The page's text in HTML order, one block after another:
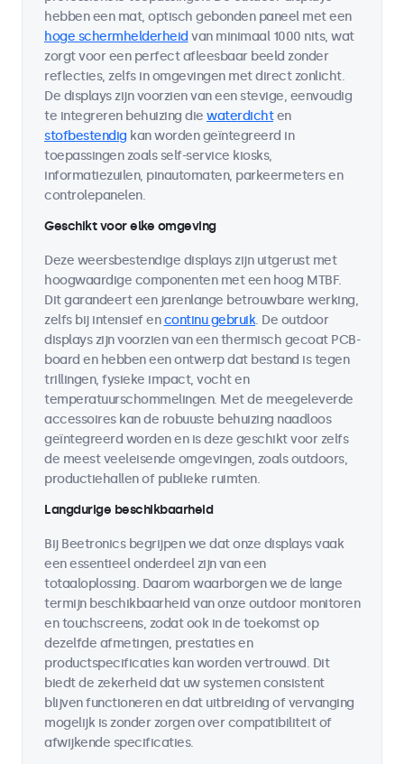
hebben een mat, optisch gebonden paneel met een
hoge schermhelderheid van minimaal 1000 nits, wat
zorgt voor een perfect afleesbaar beeld zonder
reflecties, zelfs in omgevingen met direct zonlicht.
De displays zijn voorzien van een stevige, eenvoudig
te integreren behuizing die waterdichten
stofbestendig kan worden geïntegreerd in
toepassingen zoals self-service kiosks,
informatiezuilen, pinautomaten, parkeermeters en
controlepanelen.
Geschikt voor elke omgeving
Deze weersbestendige displays zijn uitgerust met
hoogwaardige componenten met een hoog MTBF.
Dit garandeert een jarenlange betrouwbare werking,
zelfs bij intensief encontinu gebruik. De outdoor
displays zijn voorzien van een thermisch gecoat PCB-
board en hebben een ontwerp dat bestand is tegen
trillingen, fysieke impact, vocht en
temperatuurschommelingen. Met de meegeleverde
accessoires kan de robuuste behuizing naadloos
geïntegreerd worden en is deze geschikt voor zelfs
de meest veeleisende omgevingen, zoals outdoors,
productiehallen of publieke ruimten.
Langdurige beschikbaarheid
Bij Beetronics begrijpen we dat onze displays vaak
een essentieel onderdeel zijn van een
totaaloplossing. Daarom waarborgen we de lange
termijn beschikbaarheid van onze outdoor monitoren
en touchscreens, zodat ook in de toekomst op
dezelfde afmetingen, prestaties en
productspecificaties kan worden vertrouwd. Dit
biedt de zekerheid dat uw systemen consistent
blijven functioneren en dat uitbreiding of vervanging
mogelijk is zonder zorgen over compatibiliteit of
afwijkende specificaties.